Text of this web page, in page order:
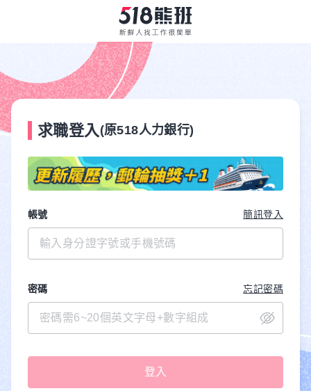
求職登入 (原518人力銀行)
帳號 簡訊登入
密碼 忘記密碼